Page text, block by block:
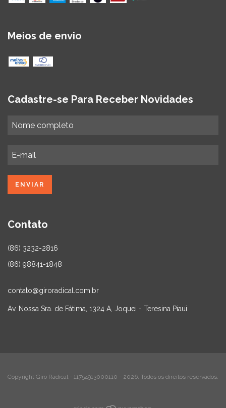
Meios de envio
Cadastre-se Para Receber Novidades
Contato
(86) 3232-2816
(86) 98841-1848
contato@giroradical.com.br
Av. Nossa Sra. de Fátima, 1324 A, Joquei - Teresina Piaui
Copyright Giro Radical - 11754913000110 - 2026. Todos os direitos reservados.